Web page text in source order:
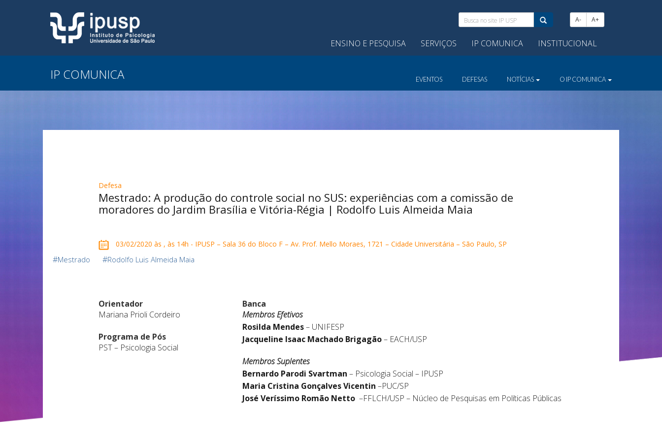
Busca
no
site
IP
A- A+
ENSINO E PESQUISA SERVIÇOS IP COMUNICA INSTITUCIONAL
IP COMUNICA EVENTOS DEFESAS NOTÍCIAS O IP COMUNICA
Defesa
Mestrado: A produção do controle social no SUS: experiências com a comissão de
moradores do Jardim Brasília e Vitória-Régia | Rodolfo Luis Almeida Maia
03/02/2020 às , às 14h - IPUSP – Sala 36 do Bloco F – Av. Prof. Mello Moraes, 1721 – Cidade Universitária – São Paulo, SP
#Mestrado #Rodolfo Luis Almeida Maia
Orientador
Mariana Prioli Cordeiro
Programa de Pós
PST – Psicologia Social
Banca
Membros Efetivos
Rosilda Mendes– UNIFESP
Jacqueline Isaac Machado Brigagão– EACH/USP
Membros Suplentes
Bernardo Parodi Svartman – Psicologia Social – IPUSP
Maria Cristina Gonçalves Vicentin –PUC/SP
José Veríssimo Romão Netto –FFLCH/USP – Núcleo de Pesquisas em Políticas Públicas